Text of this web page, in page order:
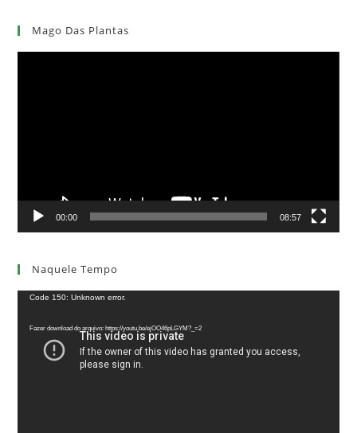
aba
aba
aba
Mago Das Plantas
00:00 08:57
Naquele Tempo
Tocador
vídeo
Code 150: Unknown error.
Fazer download do arquivo: https://youtu.be/ejOO46pLGYM?_=2